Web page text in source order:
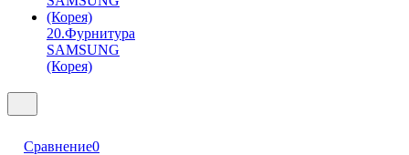
20.Фурнитура
SAMSUNG
(Корея)
Сравнение0